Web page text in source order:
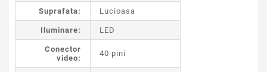
Suprafata: Lucioasa
Iluminare: LED
Conector
video:
40 pini